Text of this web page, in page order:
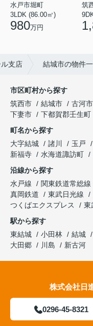
水戸市堀町
3LDK (86.00㎡)
980万円
筑
支店 結城市の物件
市区町村から探す
筑西市
結城市 古河市
下妻市
下都賀郡壬生町
町名から探す
大字結城
諸川 玉戸
新福寺
水海道諏訪町
沿線から探す
水戸線
関東鉄道常総線
真岡鉄道
東武日光線
つくばエクスプレス
東
駅から探す
東結城
小田林 結城
大田郷
川島 新古河
株式会社日
0296-45-8321